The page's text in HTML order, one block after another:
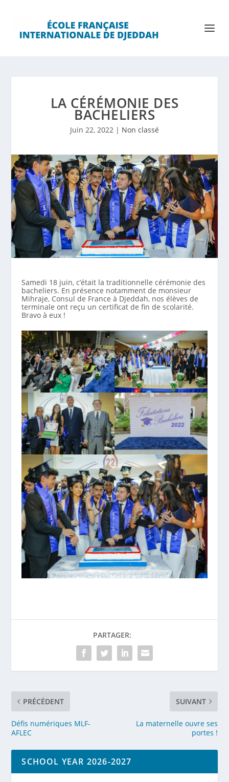
LA CÉRÉMONIE DES
BACHELIERS
Juin 22, 2022 | Non classé
Samedi 18 juin, c’était la traditionnelle cérémonie des
bacheliers. En présence notamment de monsieur
Mihraje, Consul de France à Djeddah, nos élèves de
terminale ont reçu un certificat de fin de scolarité.
Bravo à eux !
PARTAGER:
PRÉCÉDENT
Défis numériques MLF-
AFLEC
SUIVANT
La maternelle ouvre ses
portes !
SCHOOL YEAR 2026-2027